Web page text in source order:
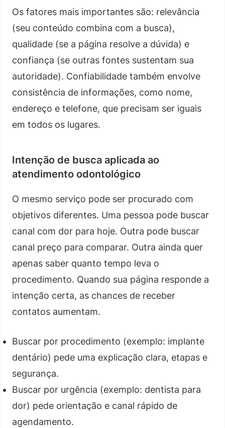
Os fatores mais importantes são: relevância
(seu conteúdo combina com a busca),
qualidade (se a página resolve a dúvida) e
confiança (se outras fontes sustentam sua
autoridade). Confiabilidade também envolve
consistência de informações, como nome,
endereço e telefone, que precisam ser iguais
em todos os lugares.
Intenção de busca aplicada ao
atendimento odontológico
O mesmo serviço pode ser procurado com
objetivos diferentes. Uma pessoa pode buscar
canal com dor para hoje. Outra pode buscar
canal preço para comparar. Outra ainda quer
apenas saber quanto tempo leva o
procedimento. Quando sua página responde a
intenção certa, as chances de receber
contatos aumentam.
Buscar por procedimento (exemplo: implante
dentário) pede uma explicação clara, etapas e
segurança.
Buscar por urgência (exemplo: dentista para
dor) pede orientação e canal rápido de
agendamento.